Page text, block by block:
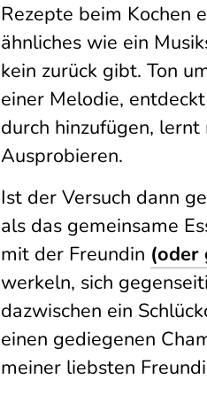
Rezepte beim Kochen
ähnliches wie ein
kein zurück gibt. Ton
einer Melodie,
durch hinzufügen,
Ausprobieren.
Ist der Versuch dann
als das gemeinsame
mit der Freundin (oder
werkeln, sich
dazwischen ein
einen gediegenen
meiner liebsten